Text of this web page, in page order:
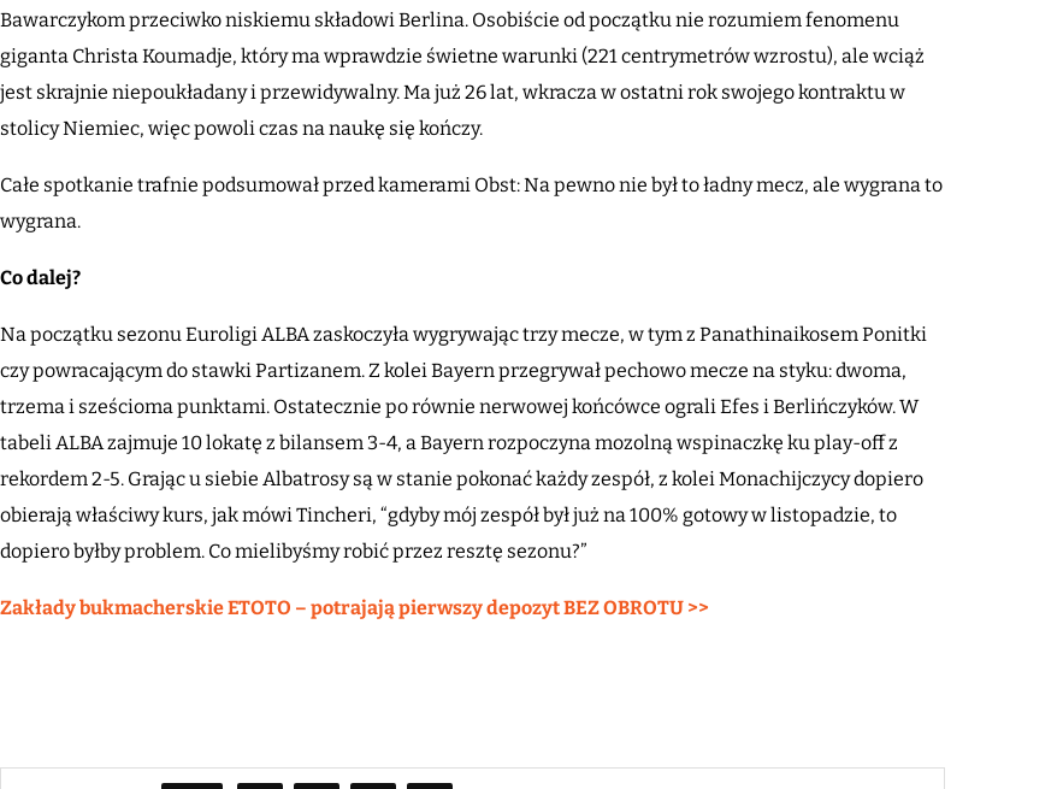
Bawarczykom przeciwko niskiemu składowi Berlina. Osobiście od początku nie rozumiem fenomenu
giganta Christa Koumadje, który ma wprawdzie świetne warunki (221 centrymetrów wzrostu), ale wciąż
jest skrajnie niepoukładany i przewidywalny. Ma już 26 lat, wkracza w ostatni rok swojego kontraktu w
stolicy Niemiec, więc powoli czas na naukę się kończy.
Całe spotkanie trafnie podsumował przed kamerami Obst: Na pewno nie był to ładny mecz, ale wygrana to
wygrana.
Co dalej?
Na początku sezonu Euroligi ALBA zaskoczyła wygrywając trzy mecze, w tym z Panathinaikosem Ponitki
czy powracającym do stawki Partizanem. Z kolei Bayern przegrywał pechowo mecze na styku: dwoma,
trzema i sześcioma punktami. Ostatecznie po równie nerwowej końcówce ograli Efes i Berlińczyków. W
tabeli ALBA zajmuje 10 lokatę z bilansem 3-4, a Bayern rozpoczyna mozolną wspinaczkę ku play-off z
rekordem 2-5. Grając u siebie Albatrosy są w stanie pokonać każdy zespół, z kolei Monachijczycy dopiero
obierają właściwy kurs, jak mówi Tincheri, “gdyby mój zespół był już na 100% gotowy w listopadzie, to
dopiero byłby problem. Co mielibyśmy robić przez resztę sezonu?”
Zakłady bukmacherskie ETOTO – potrajają pierwszy depozyt BEZ OBROTU >>